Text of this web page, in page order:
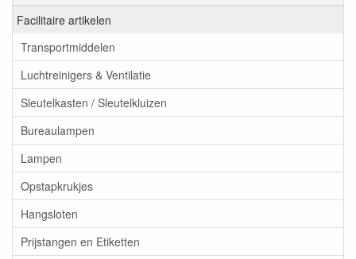
Facilitaire artikelen
Transportmiddelen
Luchtreinigers & Ventilatie
Sleutelkasten / Sleutelkluizen
Bureaulampen
Lampen
Opstapkrukjes
Hangsloten
Prijstangen en Etiketten